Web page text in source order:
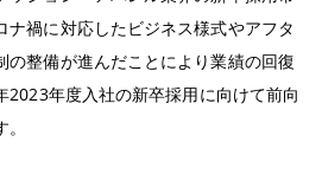
ナ禍に対応したビジネス様式やアフタ
の整備が進んだことにより業績の回復
2023年度入社の新卒採用に向けて前向